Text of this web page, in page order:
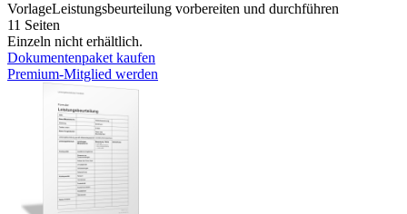
VorlageLeistungsbeurteilung vorbereiten und durchführen
11 Seiten
Einzeln nicht erhältlich.
Dokumentenpaket kaufen
Premium-Mitglied werden